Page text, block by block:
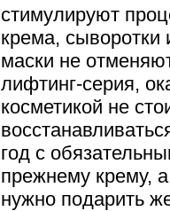
стимулируют
крема,
маски не
лифтинг-серия,
косметикой не
год с
прежнему крему,
нужно подарить